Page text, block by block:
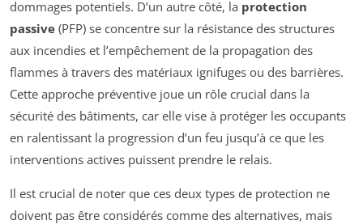
dommages potentiels. D’un autre côté, la protection
passive (PFP) se concentre sur la résistance des structures
aux incendies et l’empêchement de la propagation des
flammes à travers des matériaux ignifuges ou des barrières.
Cette approche préventive joue un rôle crucial dans la
sécurité des bâtiments, car elle vise à protéger les occupants
en ralentissant la progression d’un feu jusqu’à ce que les
interventions actives puissent prendre le relais.
Il est crucial de noter que ces deux types de protection ne
doivent pas être considérés comme des alternatives, mais